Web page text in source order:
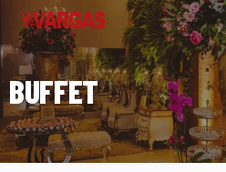
Skip
main
content
BUFFET